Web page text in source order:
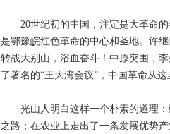
20世纪初的中国，注定是大革命的
是鄂豫皖红色革命的中心和圣地。许
转战大别山，浴血奋斗！中原突围，
了著名的“王大湾会议”，中国革命从这
光山人明白这样一个朴素的道理：
之路；在农业上走出了一条发展优势